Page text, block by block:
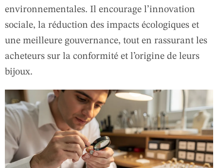
environnementales. Il encourage l’innovation
sociale, la réduction des impacts écologiques et
une meilleure gouvernance, tout en rassurant les
acheteurs sur la conformité et l’origine de leurs
bijoux.